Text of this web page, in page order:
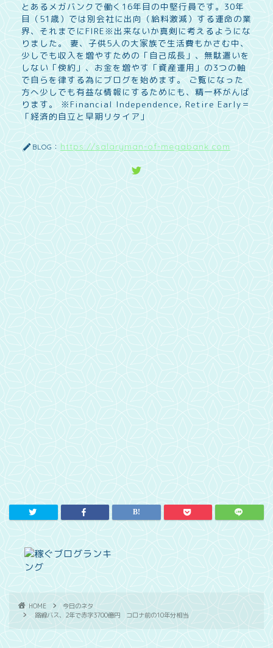
とあるメガバンクで働く16年目の中堅行員です。30年
目（51歳）では別会社に出向（給料激減）する運命の業
界、それまでにFIRE※出来ないか真剣に考えるようにな
りました。 妻、子供5人の大家族で生活費もかさむ中、
少しでも収入を増やすための「自己成長」、無駄遣いを
しない「倹約」、お金を増やす「資産運用」の3つの軸
で自らを律する為にブログを始めます。 ご覧になった
方へ少しでも有益な情報にするためにも、精一杯がんば
ります。 ※Financial Independence, Retire Early＝
「経済的自立と早期リタイア」
BLOG： https://salaryman-of-megabank.com
HOME
今日のネタ
路線バス、2年で赤字3700億円 コロナ前の10年分相当